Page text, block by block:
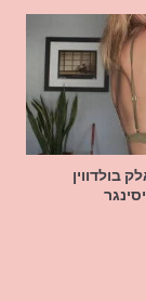
אלק בולדווין